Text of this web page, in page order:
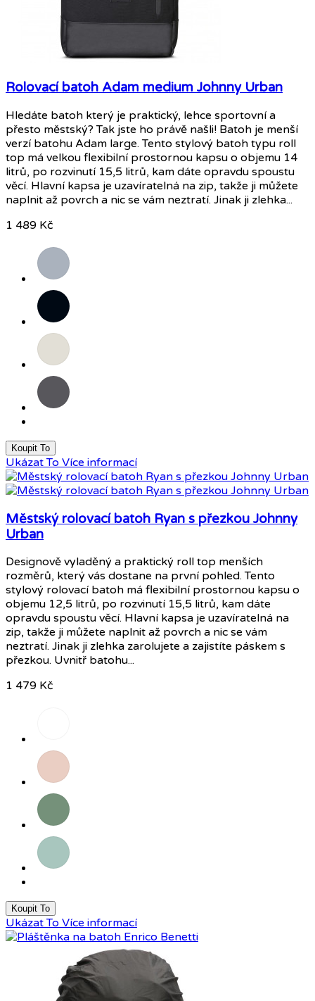
Rolovací batoh Adam medium Johnny Urban
Hledáte batoh který je praktický, lehce sportovní a
přesto městský? Tak jste ho právě našli! Batoh je menší
verzí batohu Adam large. Tento stylový batoh typu roll
top má velkou flexibilní prostornou kapsu o objemu 14
litrů, po rozvinutí 15,5 litrů, kam dáte opravdu spoustu
věcí. Hlavní kapsa je uzavíratelná na zip, takže ji můžete
naplnit až povrch a nic se vám neztratí. Jinak ji zlehka...
1 489 Kč
Šedá
Černá
Krémová
Antracitová
Koupit To
Ukázat To Více informací
Městský rolovací batoh Ryan s přezkou Johnny
Urban
Designově vyladěný a praktický roll top menších
rozměrů, který vás dostane na první pohled. Tento
stylový rolovací batoh má flexibilní prostornou kapsu o
objemu 12,5 litrů, po rozvinutí 15,5 litrů, kam dáte
opravdu spoustu věcí. Hlavní kapsa je uzavíratelná na
zip, takže ji můžete naplnit až povrch a nic se vám
neztratí. Jinak ji zlehka zarolujete a zajistíte páskem s
přezkou. Uvnitř batohu...
1 479 Kč
Růžová
Šalvějově
zelená
Mint
Koupit To
Ukázat To Více informací